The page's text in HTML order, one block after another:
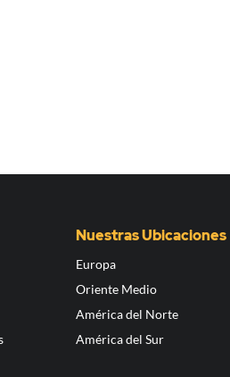
Nuestras Ubicaciones
Europa
Oriente Medio
América del Norte
América del Sur